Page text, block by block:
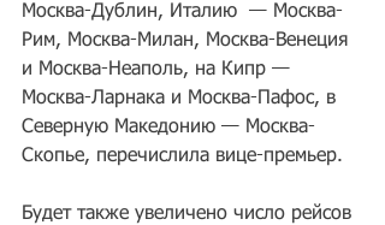
Москва-Дублин, Италию  — Москва-
Рим, Москва-Милан, Москва-Венеция
и Москва-Неаполь, на Кипр —
Москва-Ларнака и Москва-Пафос, в
Северную Македонию — Москва-
Скопье, перечислила вице-премьер.
Будет также увеличено число рейсов